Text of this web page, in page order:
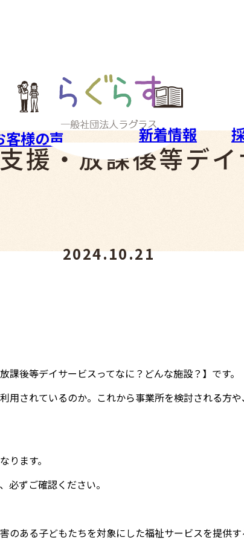
客様の声 新着情報
援・放課後等デ
2024.10.21
後等デイサービスってなに？どんな施設？】です。
用されているのか。これから事業所を検討される方
ます。
必ずご確認ください。
のある子どもたちを対象にした福祉サービスを提供